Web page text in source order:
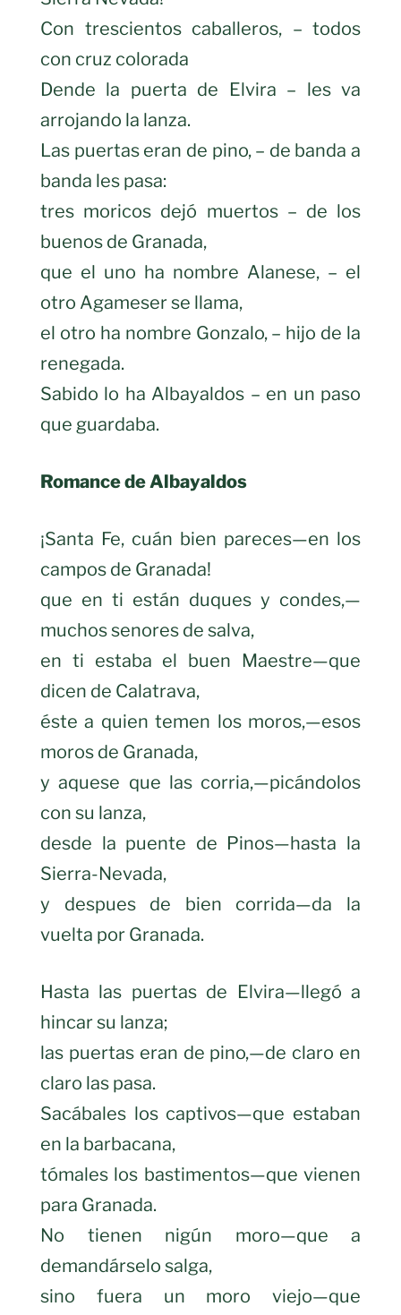
Con trescientos caballeros, – todos
con cruz colorada
Dende la puerta de Elvira – les va
arrojando la lanza.
Las puertas eran de pino, – de banda a
banda les pasa:
tres moricos dejó muertos – de los
buenos de Granada,
que el uno ha nombre Alanese, – el
otro Agameser se llama,
el otro ha nombre Gonzalo, – hijo de la
renegada.
Sabido lo ha Albayaldos – en un paso
que guardaba.
Romance de Albayaldos
¡Santa Fe, cuán bien pareces—en los
campos de Granada!
que en ti están duques y condes,—
muchos senores de salva,
en ti estaba el buen Maestre—que
dicen de Calatrava,
éste a quien temen los moros,—esos
moros de Granada,
y aquese que las corria,—picándolos
con su lanza,
desde la puente de Pinos—hasta la
Sierra-Nevada,
y despues de bien corrida—da la
vuelta por Granada.
Hasta las puertas de Elvira—llegó a
hincar su lanza;
las puertas eran de pino,—de claro en
claro las pasa.
Sacábales los captivos—que estaban
en la barbacana,
tómales los bastimentos—que vienen
para Granada.
No tienen nigún moro—que a
demandárselo salga,
sino fuera un moro viejo—que